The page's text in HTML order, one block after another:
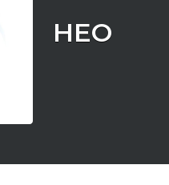
HEO